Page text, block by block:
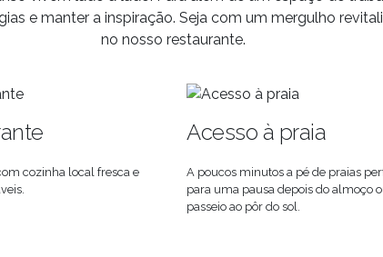
e manter a inspiração. Seja com um mergulho
no nosso restaurante.
cozinha local fresca e
Acesso à praia
A poucos minutos a pé de praias
para uma pausa depois do almoço
passeio ao pôr do sol.